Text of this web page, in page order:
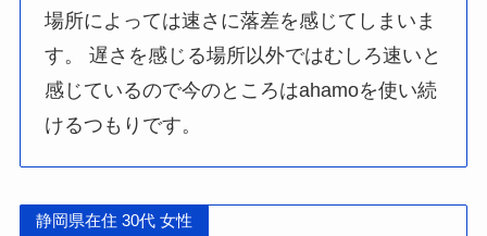
場所によっては速さに落差を感じてしまいま
す。 遅さを感じる場所以外ではむしろ速いと
感じているので今のところはahamoを使い続
けるつもりです。
静岡県在住 30代 女性